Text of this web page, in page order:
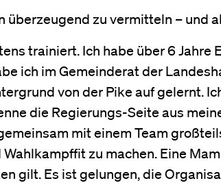
überzeugend zu vermitteln – und
trainiert. Ich habe über 6
ich im Gemeinderat der
von der Pike auf gelernt.
die Regierungs-Seite aus
mit einem Team
zu machen. Eine
gilt. Es ist gelungen, die